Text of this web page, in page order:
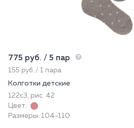
775 руб. / 5 пар
155 руб. / 1 пара
Колготки детские
122с3, рис. 42
Цвет:
Размеры: 104-110